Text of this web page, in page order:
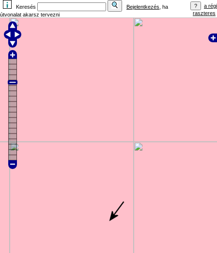
Keresés Bejelentkezés , ha
útvonalat akarsz tervezni
a régi
raszteres